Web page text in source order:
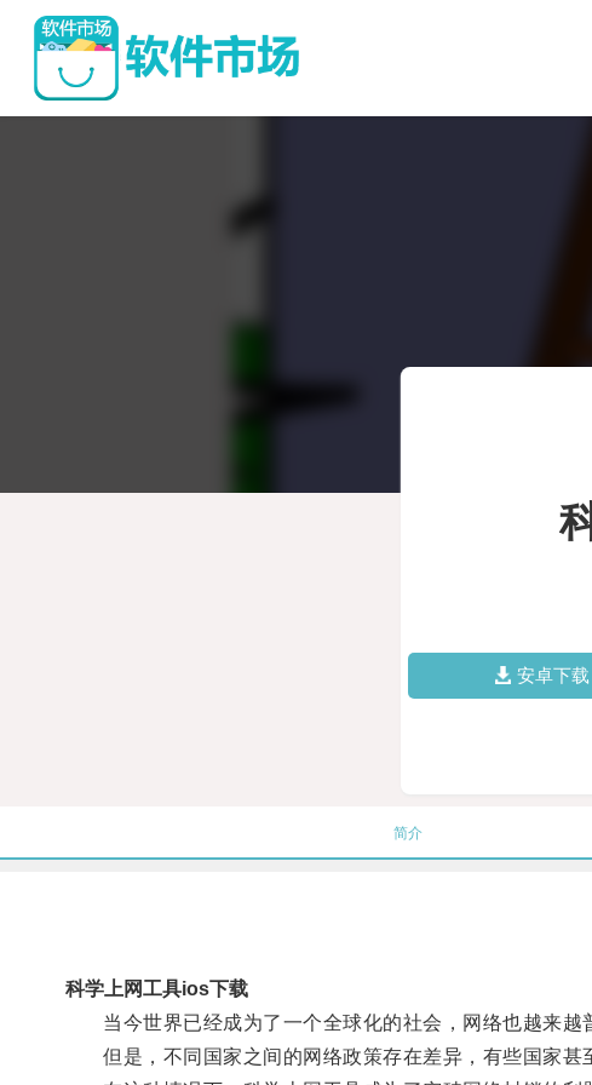
安卓下载
简介
科学上网工具ios下载
当今世界已经成为了一个全球化的社会，网络也越来越
但是，不同国家之间的网络政策存在差异，有些国家甚